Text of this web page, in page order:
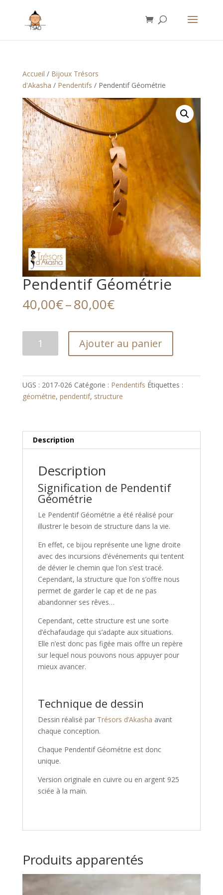
Accueil / Bijoux Trésors
d'Akasha / Pendentifs / Pendentif Géométrie
Pendentif Géométrie
40,00€–80,00€Price
range:
40,00€
through
80,00€
Ajouter au panier
UGS : 2017-026 Catégorie : Pendentifs Étiquettes :
géométrie, pendentif, structure
Description
Description
Signification de Pendentif
Géométrie
Le Pendentif Géométrie a été réalisé pour
illustrer le besoin de structure dans la vie.
En effet, ce bijou représente une ligne droite
avec des incursions d’événements qui tentent
de dévier le chemin que l’on s’est tracé.
Cependant, la structure que l’on s’offre nous
permet de garder le cap et de ne pas
abandonner ses rêves…
Cependant, cette structure est une sorte
d’échafaudage qui s’adapte aux situations.
Elle n’est donc pas figée mais offre un repère
sur lequel nous pouvons nous appuyer pour
mieux avancer.
Technique de dessin
Dessin réalisé par Trésors d’Akasha avant
chaque conception.
Chaque Pendentif Géométrie est donc
unique.
Version originale en cuivre ou en argent 925
sciée à la main.
Produits apparentés